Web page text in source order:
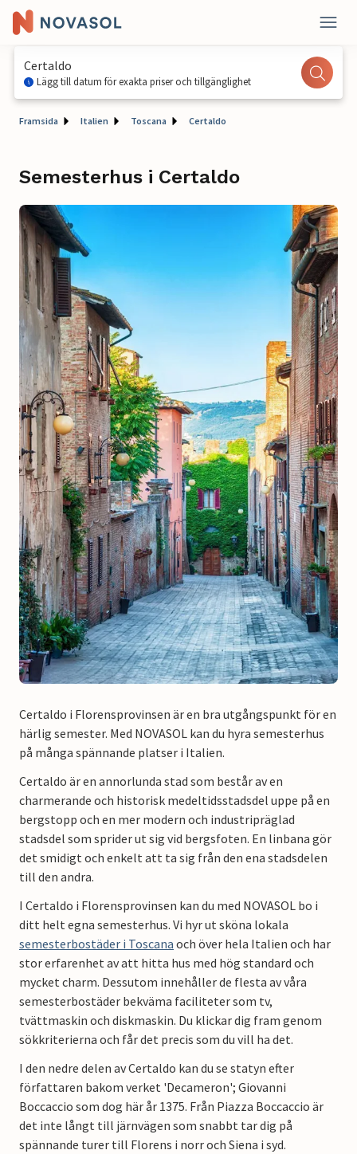
Certaldo
Lägg till datum för exakta priser och tillgänglighet
Framsida Italien Toscana Certaldo
Semesterhus i Certaldo
Certaldo i Florensprovinsen är en bra utgångspunkt för en
härlig semester. Med NOVASOL kan du hyra semesterhus
på många spännande platser i Italien.
Certaldo är en annorlunda stad som består av en
charmerande och historisk medeltidsstadsdel uppe på en
bergstopp och en mer modern och industripräglad
stadsdel som sprider ut sig vid bergsfoten. En linbana gör
det smidigt och enkelt att ta sig från den ena stadsdelen
till den andra.
I Certaldo i Florensprovinsen kan du med NOVASOL bo i
ditt helt egna semesterhus. Vi hyr ut sköna lokala
semesterbostäder i Toscana och över hela Italien och har
stor erfarenhet av att hitta hus med hög standard och
mycket charm. Dessutom innehåller de flesta av våra
semesterbostäder bekväma faciliteter som tv,
tvättmaskin och diskmaskin. Du klickar dig fram genom
sökkriterierna och får det precis som du vill ha det.
I den nedre delen av Certaldo kan du se statyn efter
författaren bakom verket 'Decameron'; Giovanni
Boccaccio som dog här år 1375. Från Piazza Boccaccio är
det inte långt till järnvägen som snabbt tar dig på
spännande turer till Florens i norr och Siena i syd.